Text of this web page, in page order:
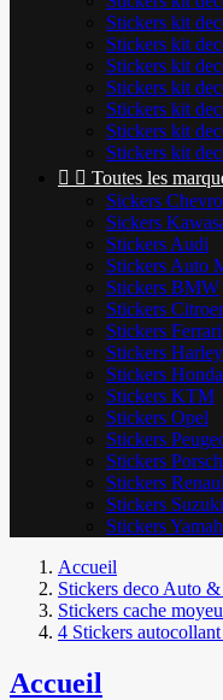
Stickers kit
Stickers kit
Stickers kit
Stickers kit
Stickers kit
Stickers kit
Stickers kit
  Toutes les
Sickers
Sickers
Stickers Audi
Stickers Auto
Stickers BMW
Stickers
Stickers Ferrari
Stickers
Stickers Honda
Stickers KTM
Stickers Opel
Stickers
Stickers
Stickers
Stickers Suzuki
Stickers
Accueil
Stickers deco Auto
Stickers cache
4 Stickers
Accueil